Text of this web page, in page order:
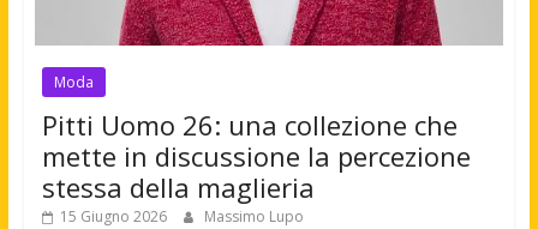
Moda
Pitti Uomo 26: una collezione che
mette in discussione la percezione
stessa della maglieria
15 Giugno 2026 Massimo Lupo